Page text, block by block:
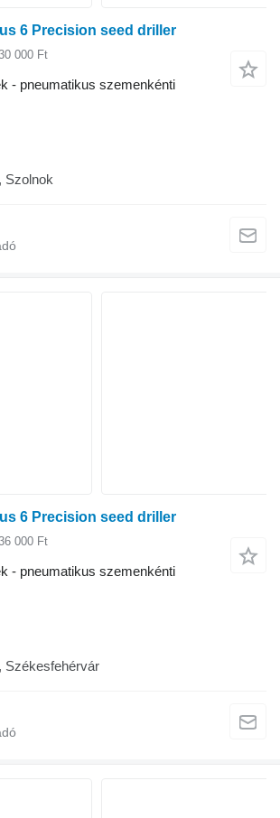
6 Precision seed driller
000 Ft
- pneumatikus szemenkénti
Szolnok
6 Precision seed driller
000 Ft
- pneumatikus szemenkénti
Székesfehérvár